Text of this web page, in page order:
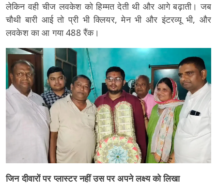
लेकिन वही चीज लवकेश को हिम्मत देती थी और आगे बढ़ाती। जब
चौथी बारी आई तो प्री भी क्लियर, मेन भी और इंटरव्यू भी, और
लवकेश का आ गया 488 रैंक।
जिन दीवारों पर प्लास्टर नहीं उस पर अपने लक्ष्य को लिखा